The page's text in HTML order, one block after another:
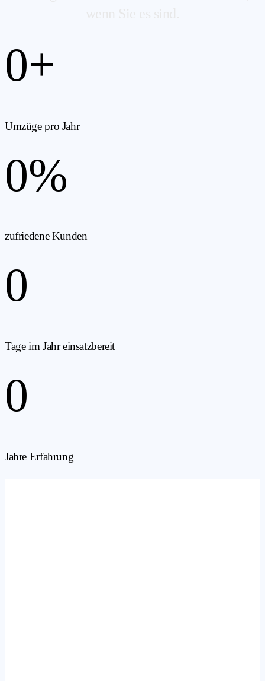
0+
Umzüge pro Jahr
0%
zufriedene Kunden
0
Tage im Jahr einsatzbereit
0
Jahre Erfahrung